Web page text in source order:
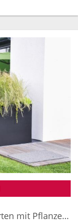
Sichtschutz für Terrasse und Garten mit Pflanzenkübeln